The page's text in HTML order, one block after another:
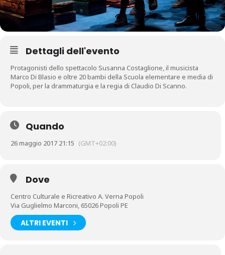
Dettagli dell'evento
Protagonisti dello spettacolo Susanna Costaglione, il musicista
Marco Di Blasio e oltre 20 bambi della Scuola elementare e media di
Popoli, per la drammaturgia e la regia di Claudio Di Scanno.
Quando
26 maggio 2017 21:15 (GMT+02:00)
Dove
Centro Culturale e Ricreativo A. Verna Popoli
Via Guglielmo Marconi, 65026 Popoli PE
ALTRI EVENTI